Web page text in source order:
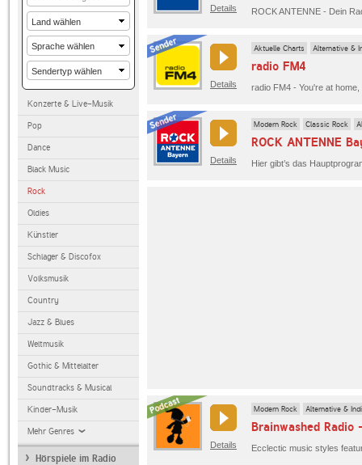
Konzerte & Live-Musik
Pop
Dance
Black Music
Rock
Oldies
Künstler
Schlager & Discofox
Volksmusik
Country
Jazz & Blues
Weltmusik
Gothic & Mittelalter
Soundtracks & Musical
Kinder-Musik
Mehr Genres
Hörspiele im Radio
Details
Details
Aktuelle Charts Alternative &
radio FM4
radio FM4 - You're at home,
Details
Modern Rock Classic Rock
ROCK ANTENNE
Details
Modern Rock Alternative &
Brainwashed Radio